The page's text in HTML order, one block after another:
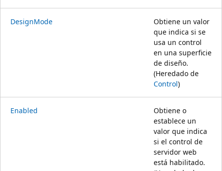
DesignMode
Obtiene un valor
que indica si se
usa un control
en una superficie
de diseño.
(Heredado de
Control)
Enabled
Obtiene o
establece un
valor que indica
si el control de
servidor web
está habilitado.